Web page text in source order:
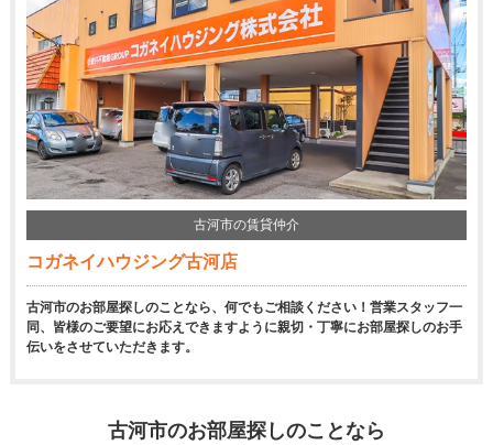
古河市の賃貸仲介
コガネイハウジング古河店
古河市のお部屋探しのことなら、何でもご相談ください！営業スタッフ一
同、皆様のご要望にお応えできますように親切・丁寧にお部屋探しのお手
伝いをさせていただきます。
古河市のお部屋探しのことなら